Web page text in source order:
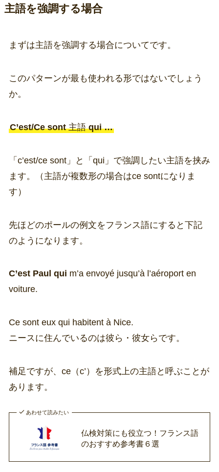
主語を強調する場合
まずは主語を強調する場合についてです。
このパターンが最も使われる形ではないでしょう
か。
C’est/Ce sont主語qui …
「c’est/ce sont」と「qui」で強調したい主語を挟み
ます。（主語が複数形の場合はce sontになりま
す）
先ほどのポールの例文をフランス語にすると下記
のようになります。
C’est Paul qui m’a envoyé jusqu’à l’aéroport en
voiture.
Ce sont eux qui habitent à Nice.
ニースに住んでいるのは彼ら・彼女らです。
補足ですが、ce（c’）を形式上の主語と呼ぶことが
あります。
あわせて読みたい
仏検対策にも役立つ！フランス語
のおすすめ参考書６選